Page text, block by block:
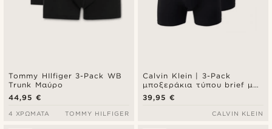
Tommy HIlfiger 3-Pack WB
Trunk Μαύρο
44,95 €
4 ΧΡΏΜΑΤΑ TOMMY HILFIGER
Calvin Klein | 3-Pack
μποξεράκια τύπου brief με
logo
39,95 €
CALVIN KLEIN